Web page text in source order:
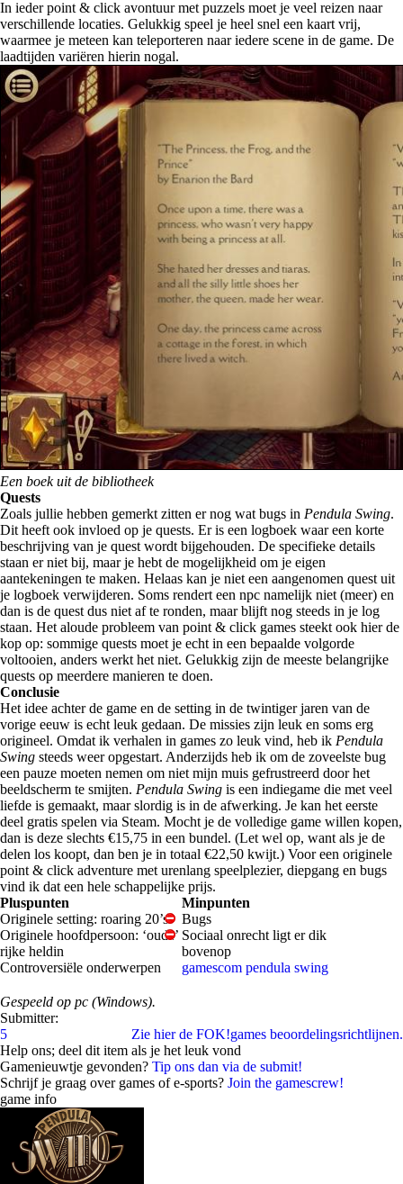
In ieder point & click avontuur met puzzels moet je veel reizen naar
verschillende locaties. Gelukkig speel je heel snel een kaart vrij,
waarmee je meteen kan teleporteren naar iedere scene in de game. De
laadtijden variëren hierin nogal.
Een boek uit de bibliotheek
Quests
Zoals jullie hebben gemerkt zitten er nog wat bugs in Pendula Swing.
Dit heeft ook invloed op je quests. Er is een logboek waar een korte
beschrijving van je quest wordt bijgehouden. De specifieke details
staan er niet bij, maar je hebt de mogelijkheid om je eigen
aantekeningen te maken. Helaas kan je niet een aangenomen quest uit
je logboek verwijderen. Soms rendert een npc namelijk niet (meer) en
dan is de quest dus niet af te ronden, maar blijft nog steeds in je log
staan. Het aloude probleem van point & click games steekt ook hier de
kop op: sommige quests moet je echt in een bepaalde volgorde
voltooien, anders werkt het niet. Gelukkig zijn de meeste belangrijke
quests op meerdere manieren te doen.
Conclusie
Het idee achter de game en de setting in de twintiger jaren van de
vorige eeuw is echt leuk gedaan. De missies zijn leuk en soms erg
origineel. Omdat ik verhalen in games zo leuk vind, heb ik Pendula
Swing steeds weer opgestart. Anderzijds heb ik om de zoveelste bug
een pauze moeten nemen om niet mijn muis gefrustreerd door het
beeldscherm te smijten. Pendula Swing is een indiegame die met veel
liefde is gemaakt, maar slordig is in de afwerking. Je kan het eerste
deel gratis spelen via Steam. Mocht je de volledige game willen kopen,
dan is deze slechts €15,75 in een bundel. (Let wel op, want als je de
delen los koopt, dan ben je in totaal €22,50 kwijt.) Voor een originele
point & click adventure met urenlang speelplezier, diepgang en bugs
vind ik dat een hele schappelijke prijs.
Pluspunten
Minpunten
Originele setting: roaring 20’s
Originele hoofdpersoon: ‘oude’
rijke heldin
Controversiële onderwerpen
Bugs
Sociaal onrecht ligt er dik
bovenop
Gespeeld op pc (Windows).
Zie hier de FOK!games beoordelingsrichtlijnen.
gamescom pendula swing
Submitter:
5
Help ons; deel dit item als je het leuk vond
Gamenieuwtje gevonden? Tip ons dan via de submit!
Schrijf je graag over games of e-sports? Join the gamescrew!
game info